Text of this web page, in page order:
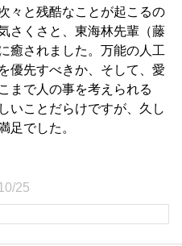
々と残酷なことが起こるの
さくさと、東海林先輩（藤
癒されました。万能の人工
優先すべきか、そして、愛
まで人の事を考えられる
いことだらけですが、久し
足でした。
25